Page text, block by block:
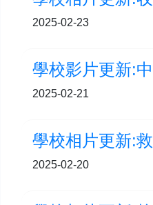
2025-02-23
學校影片更新:
2025-02-21
2025-02-20